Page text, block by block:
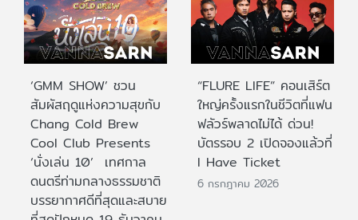
‘GMM SHOW’ ชวน
สัมผัสฤดูแห่งความสุขกับ
Chang Cold Brew
Cool Club Presents
‘นั่งเล่น 10’ เทศกาล
ดนตรีท่ามกลางธรรมชาติ
บรรยากาศดีที่สุดและสบาย
“FLURE LIFE” คอนเสิร์ต
ใหญ่ครั้งแรกในชีวิตที่แฟน
ฟลัวร์พลาดไม่ได้ ด่วน!
บัตรรอบ 2 เปิดจองแล้วที่
I Have Ticket
6 กรกฎาคม 2026